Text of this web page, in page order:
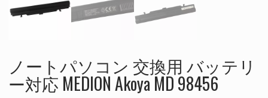
ノートパソコン 交換用 バッテリ
ー対応 MEDION Akoya MD 98456